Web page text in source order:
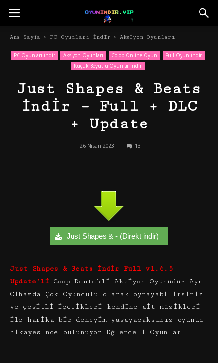
Ana Sayfa PC Oyunları İndir Aksiyon Oyunları
PC Oyunları İndir Aksiyon Oyunları Co op Online Oyun
Full Oyun İndir
Küçük Boyutlu Oyunlar İndir
Just Shapes & Beats
İndir – Full + DLC
+ Update
26 Nisan 2023 13
Just Shapes & - (Direkt indir)
Just Shapes & Beats İndir Full v1.6.5
Update’li
Coop Destekli Aksiyon Oyunudur Aynı
Cihazda Çok Oyunculu olarak oynayabilirsiniz
ve çeşitli içerikleri kendine ait müzikleri
ile harika bir deneyim yaşayacaksınız oyunun
hikayesinde bulunuyor Eğlenceli Oyunlar